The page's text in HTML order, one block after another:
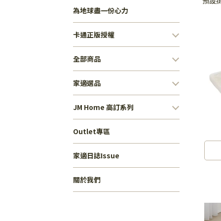
為地球盡一份心力
卡通正版授權
全部商品
家適選品
JM Home 高訂系列
Outlet專區
家適日誌Issue
關於我們